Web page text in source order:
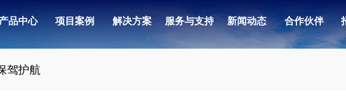
产品中心 项目案例 解决方案 服务与支持 新闻动态 合作伙伴
驾护航